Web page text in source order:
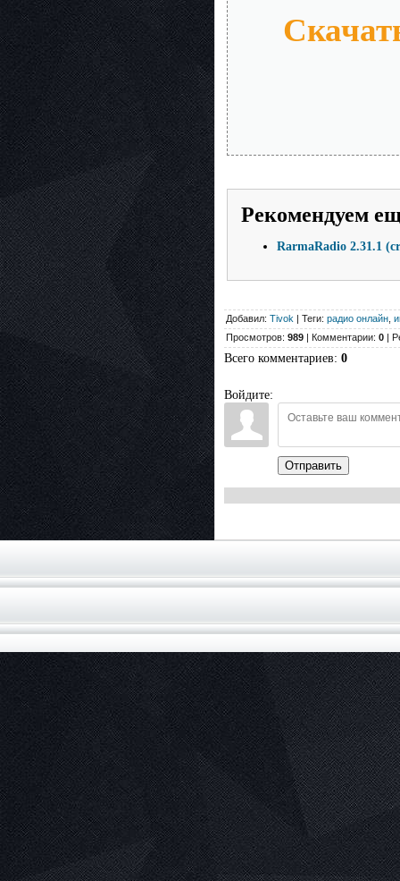
Рекомендуем
RarmaRadio 2.31.1
Добавил: Tivok | Теги: радио онлайн
Просмотров: 989 | Комментарии: 0 |
Всего комментариев: 0
Войдите:
Отправить